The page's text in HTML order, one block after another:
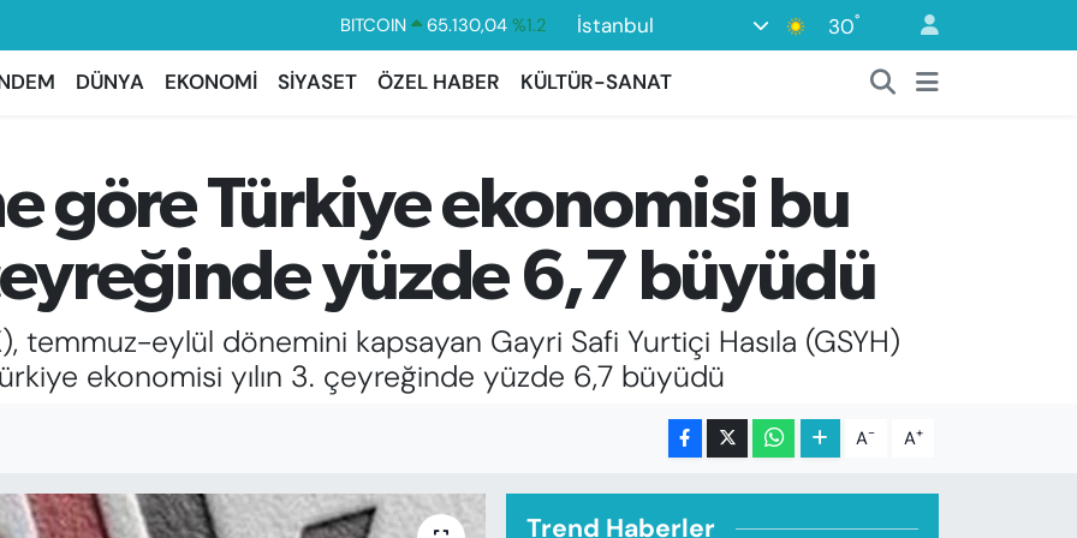
BITCOIN 65.130,04 %1.2
DOLAR
47,7106
%0.17
GRAM ALTIN
6648.99
%2.59
BİST100
İstanbul 30°
DÜNYA EKONOMİ SİYASET ÖZEL HABER KÜLTÜR-SANAT
göre Türkiye ekonomisi bu
yüzde 6,7 büyüdü
temmuz-eylül dönemini kapsayan Gayri Safi Yurtiçi Hasıla (GSYH)
ekonomisi yılın 3. çeyreğinde yüzde 6,7 büyüdü
A- A+
Trend Haberler